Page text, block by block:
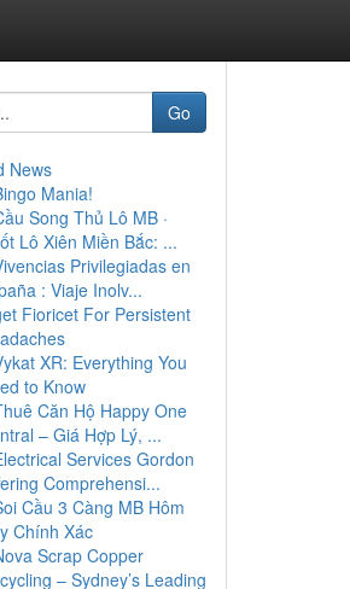
Go
News
Mania!
Song Thủ Lô MB ·
Lô Xiên Miền Bắc: ...
Privilegiadas en
: Viaje Inolv...
Fioricet For Persistent
XR: Everything You
to Know
Căn Hộ Happy One
– Giá Hợp Lý, ...
Services Gordon
Comprehensi...
Cầu 3 Càng MB Hôm
Chính Xác
Scrap Copper
– Sydney’s Leading